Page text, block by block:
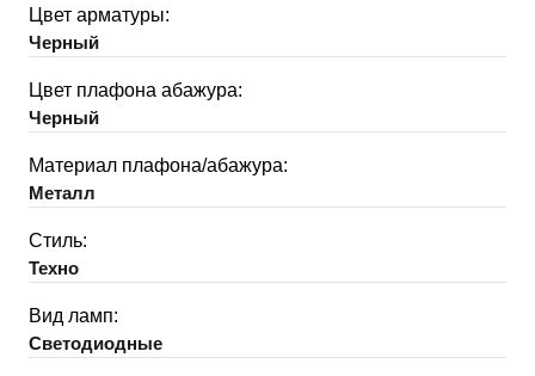
Цвет арматуры:
Черный
Цвет плафона абажура:
Черный
Материал плафона/абажура:
Металл
Стиль:
Техно
Вид ламп:
Светодиодные